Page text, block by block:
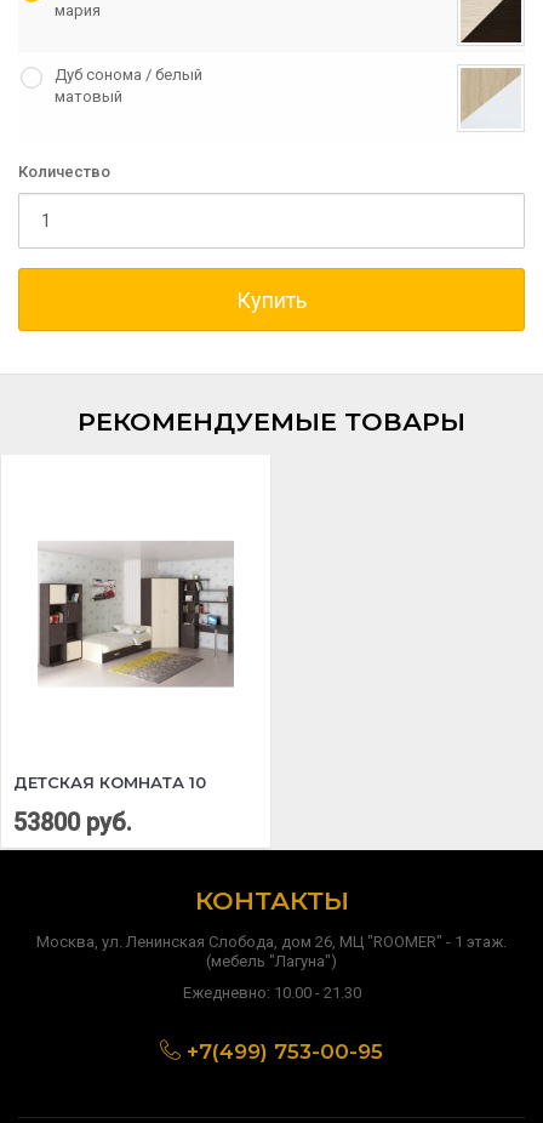
мария
Дуб сонома / белый
матовый
Количество
Купить
РЕКОМЕНДУЕМЫЕ ТОВАРЫ
ДЕТСКАЯ КОМНАТА 10
53800 руб.
КОНТАКТЫ
Москва, ул. Ленинская Слобода, дом 26, МЦ "ROOMER" - 1 этаж.
(мебель "Лагуна")
Ежедневно: 10.00 - 21.30
+7(499) 753-00-95